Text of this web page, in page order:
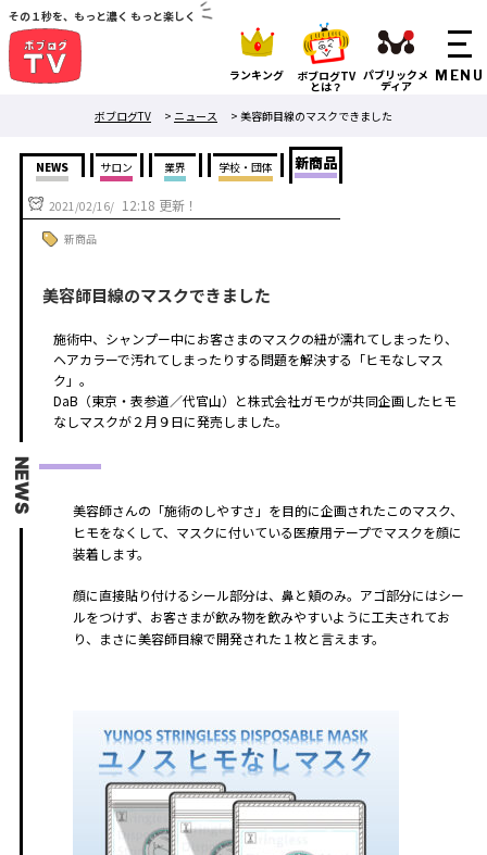
その１秒を、もっと濃く もっと楽しく
ランキング ボブログTV
とは？
パブリックメ
ディア
ボブログTV
> ニュース > 美容師目線のマスクできました
NEWS
2021/02/16/ 12:18 更新！
NEWS サロン 業界 学校・団体 新商品
新商品
美容師目線のマスクできました
施術中、シャンプー中にお客さまのマスクの紐が濡れてしまったり、
ヘアカラーで汚れてしまったりする問題を解決する「ヒモなしマス
ク」。
DaB（東京・表参道／代官山）と株式会社ガモウが共同企画したヒモ
なしマスクが２月９日に発売しました。
美容師さんの「施術のしやすさ」を目的に企画されたこのマスク、
ヒモをなくして、マスクに付いている医療用テープでマスクを顔に
装着します。
顔に直接貼り付けるシール部分は、鼻と頬のみ。アゴ部分にはシー
ルをつけず、お客さまが飲み物を飲みやすいように工夫されてお
り、まさに美容師目線で開発された１枚と言えます。